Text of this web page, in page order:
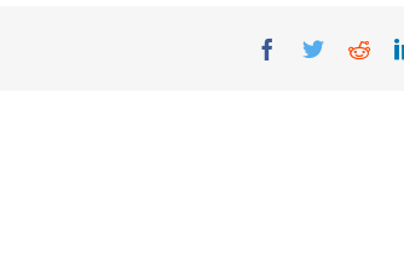
Facebook
Twitter